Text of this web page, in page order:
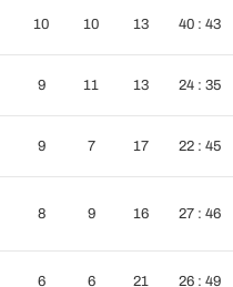
10 10 13 40 : 43
9 11 13 24 : 35
9 7 17 22 : 45
8 9 16 27 : 46
6 6 21 26 : 49